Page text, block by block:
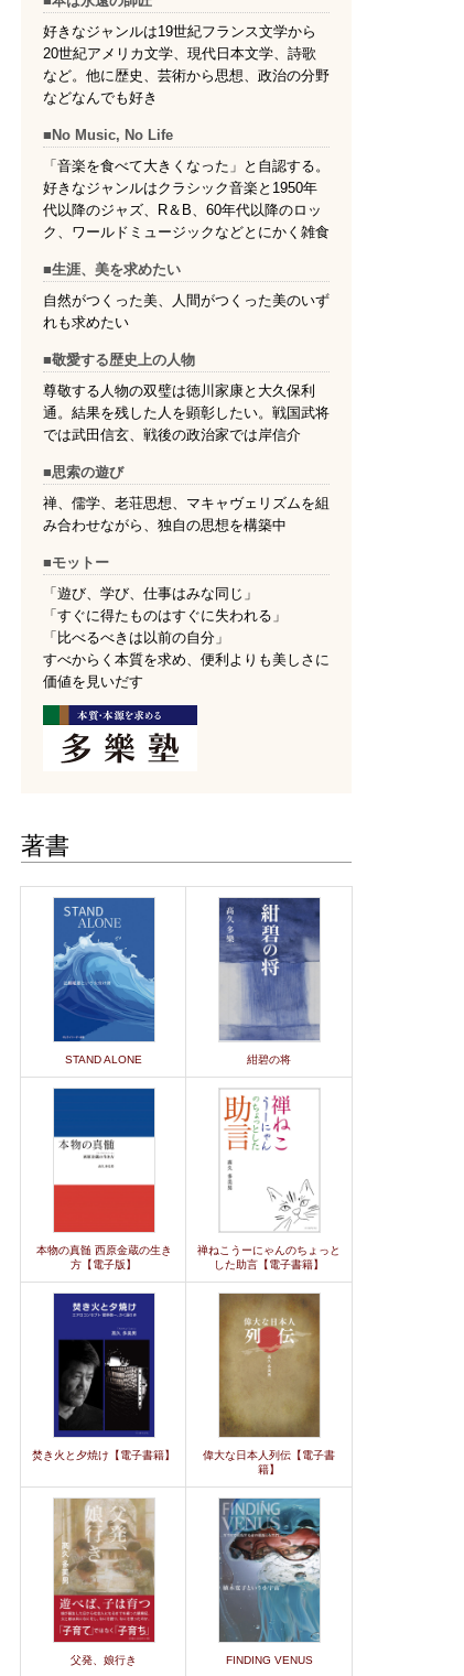
好きなジャンルは19世紀フランス文学から
20世紀アメリカ文学、現代日本文学、詩歌
など。他に歴史、芸術から思想、政治の分野
などなんでも好き
■No Music, No Life
「音楽を食べて大きくなった」と自認する。
好きなジャンルはクラシック音楽と1950年
代以降のジャズ、R＆B、60年代以降のロッ
ク、ワールドミュージックなどとにかく雑食
■生涯、美を求めたい
自然がつくった美、人間がつくった美のいず
れも求めたい
■敬愛する歴史上の人物
尊敬する人物の双璧は徳川家康と大久保利
通。結果を残した人を顕彰したい。戦国武将
では武田信玄、戦後の政治家では岸信介
■思索の遊び
禅、儒学、老荘思想、マキャヴェリズムを組
み合わせながら、独自の思想を構築中
■モットー
「遊び、学び、仕事はみな同じ」
「すぐに得たものはすぐに失われる」
「比べるべきは以前の自分」
すべからく本質を求め、便利よりも美しさに
価値を見いだす
著書
STAND ALONE 紺碧の将
本物の真髄 西原金蔵の生き
方【電子版】
禅ねこうーにゃんのちょっと
した助言【電子書籍】
焚き火と夕焼け【電子書籍】
偉大な日本人列伝【電子書
籍】
父発、娘行き FINDING VENUS